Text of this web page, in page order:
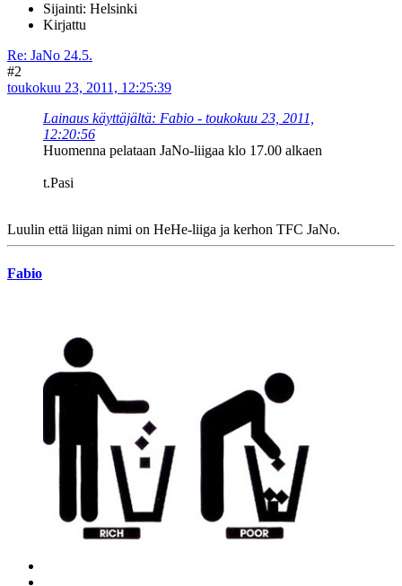
Sijainti: Helsinki
Kirjattu
Re: JaNo 24.5.
#2
toukokuu 23, 2011, 12:25:39
Lainaus käyttäjältä: Fabio - toukokuu 23, 2011,
12:20:56
Huomenna pelataan JaNo-liigaa klo 17.00 alkaen
t.Pasi
Luulin että liigan nimi on HeHe-liiga ja kerhon TFC JaNo.
Fabio